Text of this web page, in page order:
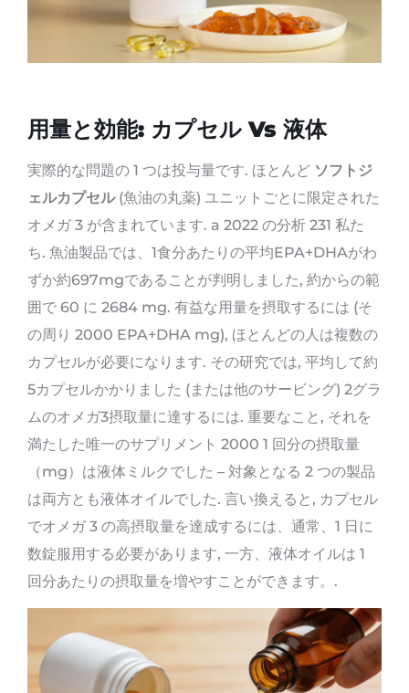
用量と効能: カプセル Vs 液体
実際的な問題の 1 つは投与量です. ほとんど ソフトジ
ェルカプセル(魚油の丸薬) ユニットごとに限定された
オメガ 3 が含まれています. a 2022 の分析 231 私た
ち. 魚油製品では、1食分あたりの平均EPA+DHAがわ
ずか約697mgであることが判明しました, 約からの範
囲で 60 に 2684 mg. 有益な用量を摂取するには (そ
の周り 2000 EPA+DHA mg), ほとんどの人は複数の
カプセルが必要になります. その研究では, 平均して約
5カプセルかかりました (または他のサービング) 2グラ
ムのオメガ3摂取量に達するには. 重要なこと, それを
満たした唯一のサプリメント 2000 1 回分の摂取量
（mg）は液体ミルクでした – 対象となる 2 つの製品
は両方とも液体オイルでした. 言い換えると, カプセル
でオメガ 3 の高摂取量を達成するには、通常、1 日に
数錠服用する必要があります, 一方、液体オイルは 1
回分あたりの摂取量を増やすことができます。.